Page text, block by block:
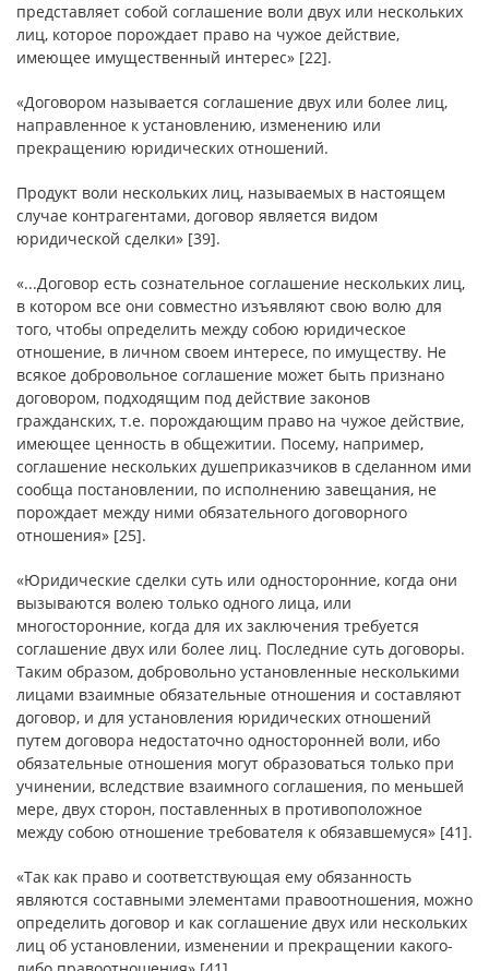
представляет собой соглашение воли двух или нескольких
лиц, которое порождает право на чужое действие,
имеющее имущественный интерес» [22].
«Договором называется соглашение двух или более лиц,
направленное к установлению, изменению или
прекращению юридических отношений.
Продукт воли нескольких лиц, называемых в настоящем
случае контрагентами, договор является видом
юридической сделки» [39].
«...Договор есть сознательное соглашение нескольких лиц,
в котором все они совместно изъявляют свою волю для
того, чтобы определить между собою юридическое
отношение, в личном своем интересе, по имуществу. Не
всякое добровольное соглашение может быть признано
договором, подходящим под действие законов
гражданских, т.е. порождающим право на чужое действие,
имеющее ценность в общежитии. Посему, например,
соглашение нескольких душеприказчиков в сделанном ими
сообща постановлении, по исполнению завещания, не
порождает между ними обязательного договорного
отношения» [25].
«Юридические сделки суть или односторонние, когда они
вызываются волею только одного лица, или
многосторонние, когда для их заключения требуется
соглашение двух или более лиц. Последние суть договоры.
Таким образом, добровольно установленные несколькими
лицами взаимные обязательные отношения и составляют
договор, и для установления юридических отношений
путем договора недостаточно односторонней воли, ибо
обязательные отношения могут образоваться только при
учинении, вследствие взаимного соглашения, по меньшей
мере, двух сторон, поставленных в противоположное
между собою отношение требователя к обязавшемуся» [41].
«Так как право и соответствующая ему обязанность
являются составными элементами правоотношения, можно
определить договор и как соглашение двух или нескольких
лиц об установлении, изменении и прекращении какого-